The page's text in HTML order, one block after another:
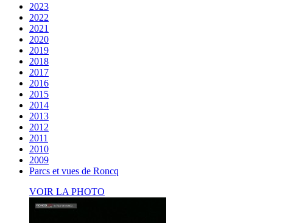
2023
2022
2021
2020
2019
2018
2017
2016
2015
2014
2013
2012
2011
2010
2009
Parcs et vues de Roncq
VOIR LA PHOTO